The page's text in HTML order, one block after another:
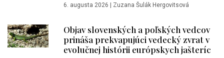
6. augusta 2026 | Zuzana Šulák Hergovitsová
Objav slovenských a poľských vedcov
prináša prekvapujúci vedecký zvrat v
evolučnej histórii európskych jašteríc